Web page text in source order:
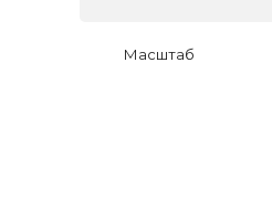
Масштаб